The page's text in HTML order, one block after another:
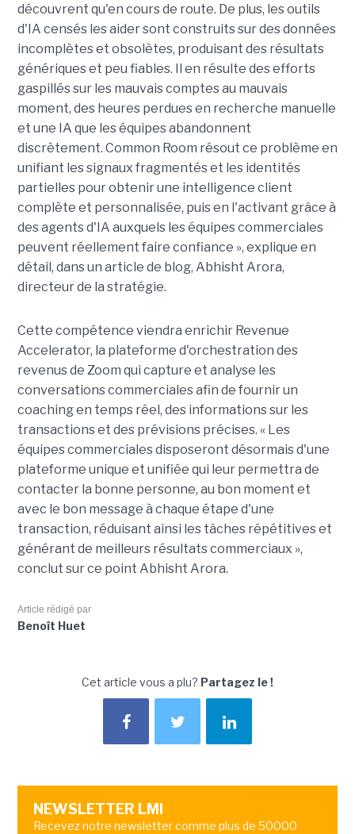
découvrent qu'en cours de route. De plus, les outils
d'IA censés les aider sont construits sur des données
incomplètes et obsolètes, produisant des résultats
génériques et peu fiables. Il en résulte des efforts
gaspillés sur les mauvais comptes au mauvais
moment, des heures perdues en recherche manuelle
et une IA que les équipes abandonnent
discrètement. Common Room résout ce problème en
unifiant les signaux fragmentés et les identités
partielles pour obtenir une intelligence client
complète et personnalisée, puis en l'activant grâce à
des agents d'IA auxquels les équipes commerciales
peuvent réellement faire confiance », explique en
détail, dans un article de blog, Abhisht Arora,
directeur de la stratégie.
Cette compétence viendra enrichir Revenue
Accelerator, la plateforme d'orchestration des
revenus de Zoom qui capture et analyse les
conversations commerciales afin de fournir un
coaching en temps réel, des informations sur les
transactions et des prévisions précises. « Les
équipes commerciales disposeront désormais d'une
plateforme unique et unifiée qui leur permettra de
contacter la bonne personne, au bon moment et
avec le bon message à chaque étape d'une
transaction, réduisant ainsi les tâches répétitives et
générant de meilleurs résultats commerciaux »,
conclut sur ce point Abhisht Arora.
Article rédigé par
Benoît Huet
Cet article vous a plu? Partagez le !
NEWSLETTER LMI
Recevez notre newsletter comme plus de 50000